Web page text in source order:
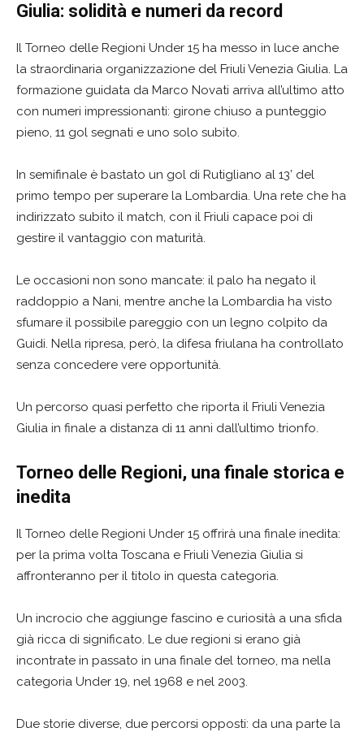
Giulia: solidità e numeri da record
Il Torneo delle Regioni Under 15 ha messo in luce anche
la straordinaria organizzazione del Friuli Venezia Giulia. La
formazione guidata da Marco Novati arriva all’ultimo atto
con numeri impressionanti: girone chiuso a punteggio
pieno, 11 gol segnati e uno solo subito.
In semifinale è bastato un gol di Rutigliano al 13’ del
primo tempo per superare la Lombardia. Una rete che ha
indirizzato subito il match, con il Friuli capace poi di
gestire il vantaggio con maturità.
Le occasioni non sono mancate: il palo ha negato il
raddoppio a Nani, mentre anche la Lombardia ha visto
sfumare il possibile pareggio con un legno colpito da
Guidi. Nella ripresa, però, la difesa friulana ha controllato
senza concedere vere opportunità.
Un percorso quasi perfetto che riporta il Friuli Venezia
Giulia in finale a distanza di 11 anni dall’ultimo trionfo.
Torneo delle Regioni, una finale storica e
inedita
Il Torneo delle Regioni Under 15 offrirà una finale inedita:
per la prima volta Toscana e Friuli Venezia Giulia si
affronteranno per il titolo in questa categoria.
Un incrocio che aggiunge fascino e curiosità a una sfida
già ricca di significato. Le due regioni si erano già
incontrate in passato in una finale del torneo, ma nella
categoria Under 19, nel 1968 e nel 2003.
Due storie diverse, due percorsi opposti: da una parte la